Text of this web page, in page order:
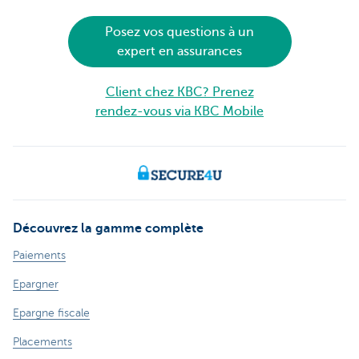
Posez vos questions à un
expert en assurances
Client chez KBC? Prenez
rendez-vous via KBC Mobile
Découvrez la gamme complète
Paiements
Epargner
Epargne fiscale
Placements